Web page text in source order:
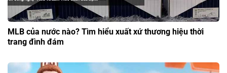
MLB của nước nào? Tìm hiểu xuất xứ thương hiệu thời
trang đình đám